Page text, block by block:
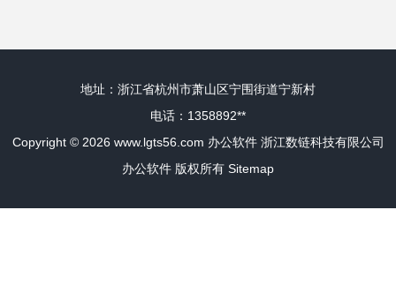
地址：浙江省杭州市萧山区宁围街道宁新村
电话：1358892**
Copyright © 2026 www.lgts56.com 办公软件 浙江数链科技有限公司
办公软件 版权所有 Sitemap